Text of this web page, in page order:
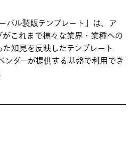
バル製販テンプレート」は、ア
がこれまで様々な業界・業種への
知見を反映したテンプレート
ンダーが提供する基盤で利用でき